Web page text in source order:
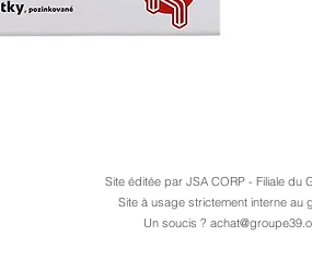
Site éditée par JSA CORP - Filiale du
Site à usage strictement interne au
Un soucis ?